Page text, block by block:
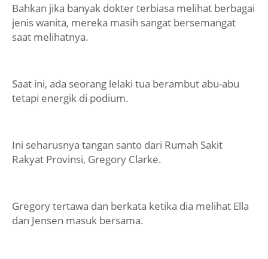
Bahkan jika banyak dokter terbiasa melihat berbagai
jenis wanita, mereka masih sangat bersemangat
saat melihatnya.
Saat ini, ada seorang lelaki tua berambut abu-abu
tetapi energik di podium.
Ini seharusnya tangan santo dari Rumah Sakit
Rakyat Provinsi, Gregory Clarke.
Gregory tertawa dan berkata ketika dia melihat Ella
dan Jensen masuk bersama.